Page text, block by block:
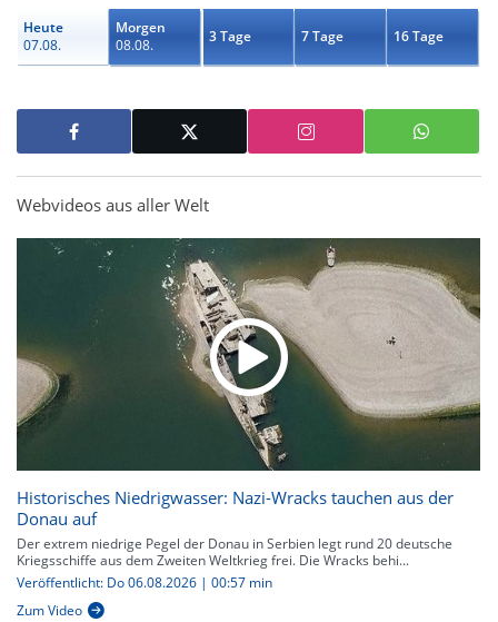
Heute
07.08.
Morgen
08.08.
3 Tage 7 Tage 16 Tage
Webvideos aus aller Welt
Historisches Niedrigwasser: Nazi-Wracks tauchen aus der
Donau auf
Der extrem niedrige Pegel der Donau in Serbien legt rund 20 deutsche
Kriegsschiffe aus dem Zweiten Weltkrieg frei. Die Wracks behi...
Veröffentlicht: Do 06.08.2026 | 00:57 min
Zum Video